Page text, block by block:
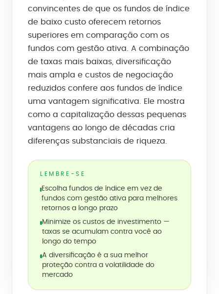
convincentes de que os fundos de índice
de baixo custo oferecem retornos
superiores em comparação com os
fundos com gestão ativa. A combinação
de taxas mais baixas, diversificação
mais ampla e custos de negociação
reduzidos confere aos fundos de índice
uma vantagem significativa. Ele mostra
como a capitalização dessas pequenas
vantagens ao longo de décadas cria
diferenças substanciais de riqueza.
LEMBRE-SE
Escolha fundos de índice em vez de
fundos com gestão ativa para melhores
retornos a longo prazo
Minimize os custos de investimento —
taxas se acumulam contra você ao
longo do tempo
A diversificação é a sua melhor
proteção contra a volatilidade do
mercado